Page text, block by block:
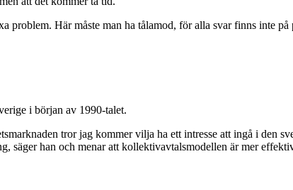
problem. Här måste man ha tålamod, för alla svar finns inte
i början av 1990-talet.
tror jag kommer vilja ha ett intresse att ingå i den
säger han och menar att kollektivavtalsmodellen är mer